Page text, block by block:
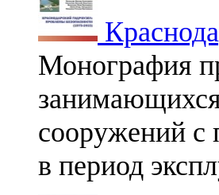
Монография
сооружений с
в период